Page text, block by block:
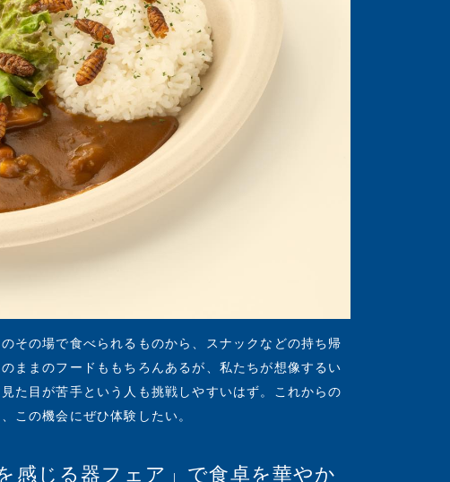
その場で食べられるものから、スナックなどの持ち帰
ままのフードももちろんあるが、私たちが想像するい
た目が苦手という人も挑戦しやすいはず。これからの
この機会にぜひ体験したい。
感じる器フェア」で食卓を華やか